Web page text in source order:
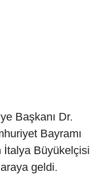
Başkanı Dr.
Bayramı
İtalya Büyükelçisi
geldi.